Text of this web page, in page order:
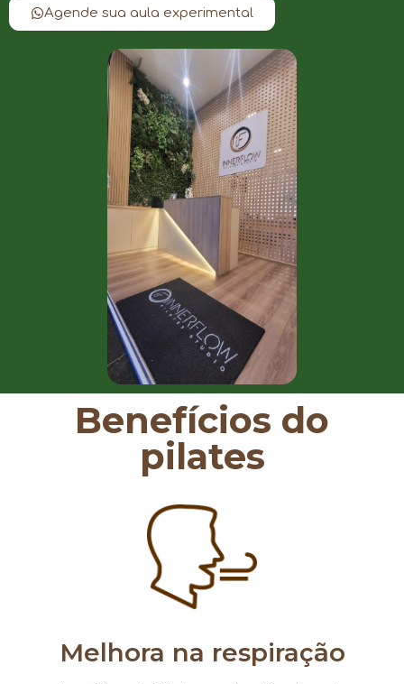
Agende sua aula experimental
Benefícios do
pilates
Melhora na respiração